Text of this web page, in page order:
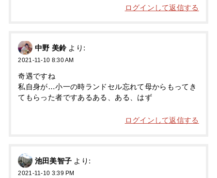
ログインして返信する
中野 美鈴 より:
2021-11-10 8:30 AM
奇遇ですね
私自身が…小一の時ランドセル忘れて母からもってき
てもらった者ですあるある、ある、はず
ログインして返信する
池田美智子 より:
2021-11-10 3:39 PM